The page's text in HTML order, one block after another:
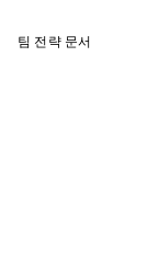
팀 전략 문서